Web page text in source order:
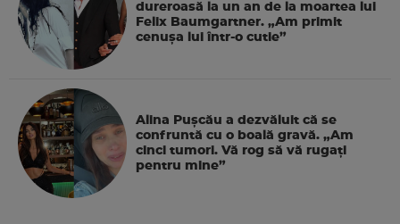
dureroasă la un an de la moartea lui
Felix Baumgartner. „Am primit
cenușa lui într-o cutie”
Alina Pușcău a dezvăluit că se
confruntă cu o boală gravă. „Am
cinci tumori. Vă rog să vă rugați
pentru mine”